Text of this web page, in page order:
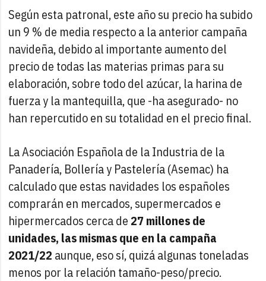
Según esta patronal, este año su precio ha subido
un 9 % de media respecto a la anterior campaña
navideña, debido al importante aumento del
precio de todas las materias primas para su
elaboración, sobre todo del azúcar, la harina de
fuerza y la mantequilla, que -ha asegurado- no
han repercutido en su totalidad en el precio final.
La Asociación Española de la Industria de la
Panadería, Bollería y Pastelería (Asemac) ha
calculado que estas navidades los españoles
comprarán en mercados, supermercados e
hipermercados cerca de27 millones de
unidades, las mismas que en la campaña
2021/22 aunque, eso sí, quizá algunas toneladas
menos por la relación tamaño-peso/precio.